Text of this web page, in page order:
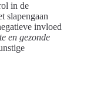
in de
slapengaan
invloed
en gezonde